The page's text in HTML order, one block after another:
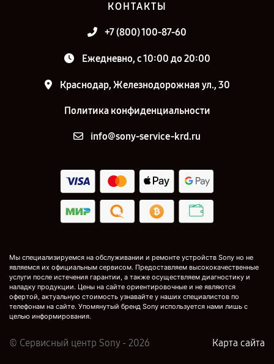
КОНТАКТЫ
+7 (800) 100-87-60
Ежедневно, с 10:00 до 20:00
Краснодар, Железнодорожная ул., 30
Политика конфиденциальности
info@sony-service-krd.ru
Мы специализируемся на обслуживании и ремонте устройств Sony но не
являемся их официальным сервисом. Предоставляем высококачественные
услуги после истечения гарантии, а также осуществляем диагностику и
наладку продукции. Цены на сайте ориентировочные и не являются
офертой, актуальную стоимость узнавайте у наших специалистов по
телефонам на сайте. Упомянутый бренд Sony используется нами лишь с
целью информирования.
© Сервисный центр Sony - 2026 Карта сайта